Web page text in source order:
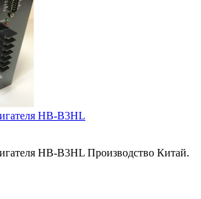
HB-B3HL
HB-B3HL Производство Китай.